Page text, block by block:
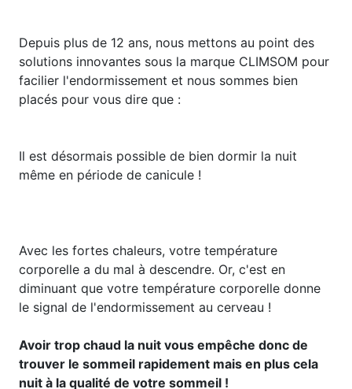
​Depuis plus de 12 ans, nous mettons au point des
solutions innovantes sous la marque CLIMSOM pour
facilier l'endormissement et nous sommes bien
placés pour vous dire que :
Il est désormais possible de bien dormir la nuit
même en période de canicule !
Avec les fortes chaleurs, votre température
corporelle a du mal à descendre. Or, c'est en
diminuant que votre température corporelle donne
le signal de l'endormissement au cerveau !
Avoir trop chaud la nuit vous empêche donc de
trouver le sommeil rapidement mais en plus cela
nuit à la qualité de votre sommeil !